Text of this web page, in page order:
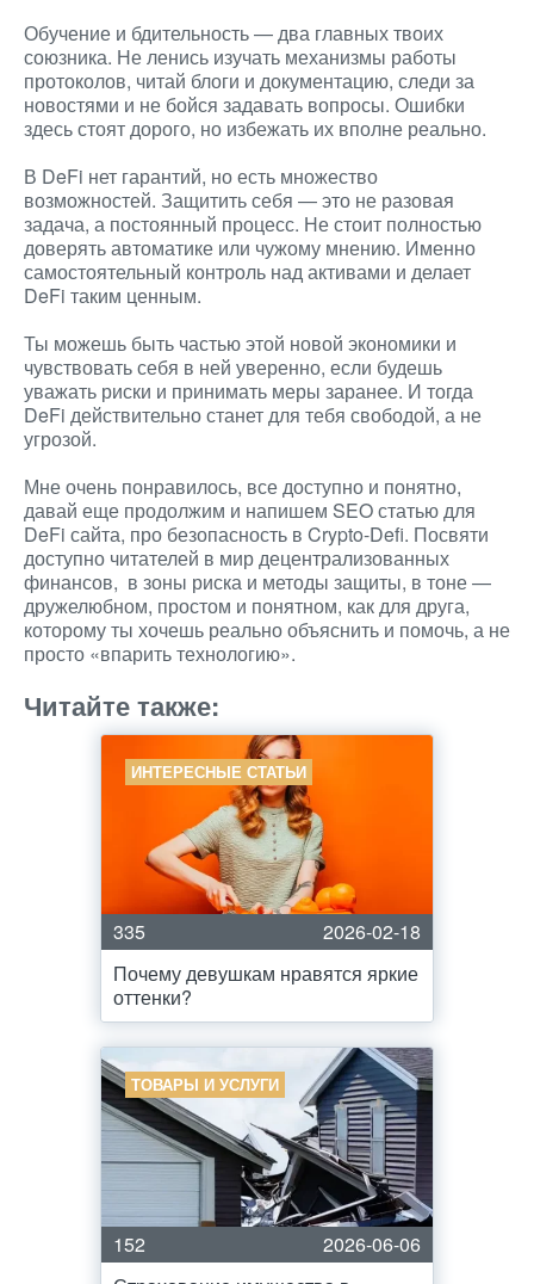
Обучение и бдительность — два главных твоих
союзника. Не ленись изучать механизмы работы
протоколов, читай блоги и документацию, следи за
новостями и не бойся задавать вопросы. Ошибки
здесь стоят дорого, но избежать их вполне реально.
В DeFi нет гарантий, но есть множество
возможностей. Защитить себя — это не разовая
задача, а постоянный процесс. Не стоит полностью
доверять автоматике или чужому мнению. Именно
самостоятельный контроль над активами и делает
DeFi таким ценным.
Ты можешь быть частью этой новой экономики и
чувствовать себя в ней уверенно, если будешь
уважать риски и принимать меры заранее. И тогда
DeFi действительно станет для тебя свободой, а не
угрозой.
Мне очень понравилось, все доступно и понятно,
давай еще продолжим и напишем SEO статью для
DeFi сайта, про безопасность в Crypto-Defi. Посвяти
доступно читателей в мир децентрализованных
финансов, в зоны риска и методы защиты, в тоне —
дружелюбном, простом и понятном, как для друга,
которому ты хочешь реально объяснить и помочь, а не
просто «впарить технологию».
Читайте также:
ИНТЕРЕСНЫЕ СТАТЬИ
335
2026-02-18
Почему девушкам нравятся яркие
оттенки?
ТОВАРЫ И УСЛУГИ
152
2026-06-06